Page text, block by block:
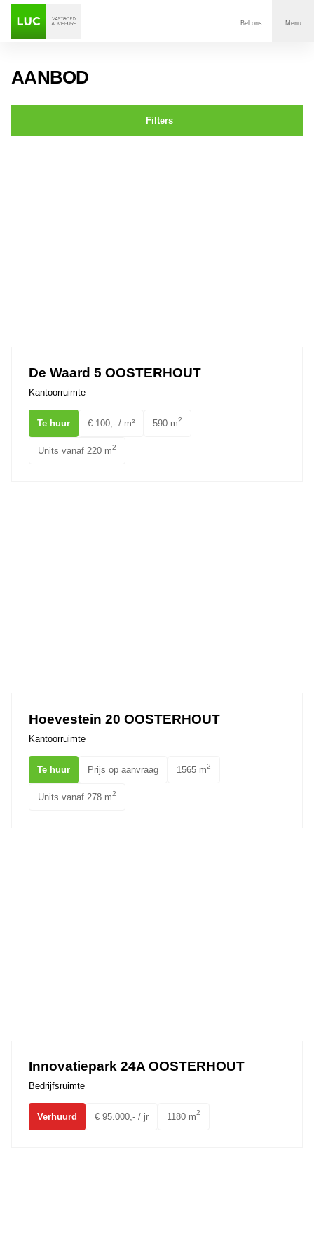
Bel ons Menu
AANBOD
Filters
De Waard 5 OOSTERHOUT
Kantoorruimte
Te huur € 100,- / m² 590 m2
Units vanaf 220 m2
Hoevestein 20 OOSTERHOUT
Kantoorruimte
Te huur Prijs op aanvraag 1565 m2
Units vanaf 278 m2
Innovatiepark 24A OOSTERHOUT
Bedrijfsruimte
Verhuurd € 95.000,- / jr 1180 m2